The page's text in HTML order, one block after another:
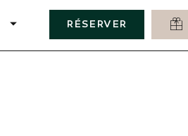
RÉSERVER